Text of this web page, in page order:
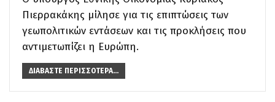
Πιερρακάκης μίλησε για τις επιπτώσεις των
γεωπολιτικών εντάσεων και τις προκλήσεις που
αντιμετωπίζει η Ευρώπη.
ΔΙΑΒΆΣΤΕ ΠΕΡΙΣΣΌΤΕΡΑ...